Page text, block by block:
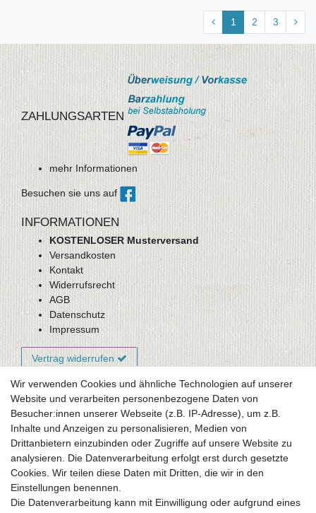
1 2 3
ZAHLUNGSARTEN
mehr Informationen
Besuchen sie uns auf
INFORMATIONEN
KOSTENLOSER Musterversand
Versandkosten
Kontakt
Widerrufsrecht
AGB
Datenschutz
Impressum
Vertrag widerrufen
Newsletter-Anmeldung
FAQ / Fragen
Mein Warenkorb
Mein Merkzettel
Mein Konto
UNSER LADENGESCHÄFT
Wir verwenden Cookies und ähnliche Technologien auf unserer
Website und verarbeiten personenbezogene Daten von
Besucher:innen unserer Webseite (z.B. IP-Adresse), um z.B.
Inhalte und Anzeigen zu personalisieren, Medien von
Drittanbietern einzubinden oder Zugriffe auf unsere Website zu
analysieren. Die Datenverarbeitung erfolgt erst durch gesetzte
Cookies. Wir teilen diese Daten mit Dritten, die wir in den
Einstellungen benennen.
Die Datenverarbeitung kann mit Einwilligung oder aufgrund eines